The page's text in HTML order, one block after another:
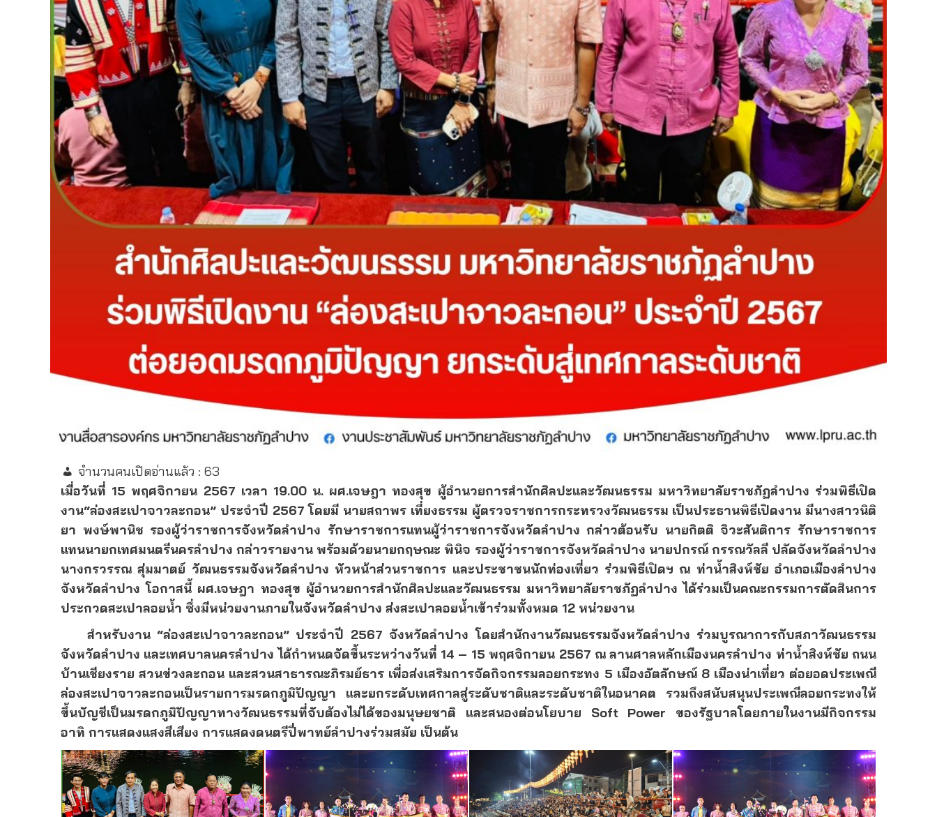
จำนวนคนเปิดอ่านแล้ว : 63
เมื่อวันที่ 15 พฤศจิกายน 2567 เวลา 19.00 น. ผศ.เจษฎา ทองสุข ผู้อำนวยการสำนักศิลปะและวัฒนธรรม มหาวิทยาลัยราชภัฏลำปาง ร่วมพิธีเปิด
งาน“ล่องสะเปาจาวละกอน” ประจำปี 2567 โดยมี นายสถาพร เที่ยงธรรม ผู้ตรวจราชการกระทรวงวัฒนธรรม เป็นประธานพิธีเปิดงาน มีนางสาวนิติ
ยา พงษ์พานิช รองผู้ว่าราชการจังหวัดลำปาง รักษาราชการแทนผู้ว่าราชการจังหวัดลำปาง กล่าวต้อนรับ นายกิตติ จิวะสันติการ รักษาราชการ
แทนนายกเทศมนตรีนครลำปาง กล่าวรายงาน พร้อมด้วยนายกฤษณะ พินิจ รองผู้ว่าราชการจังหวัดลำปาง นายปกรณ์ กรรณวัลลี ปลัดจังหวัดลำปาง
นางกรวรรณ สุ่มมาตย์ วัฒนธรรมจังหวัดลำปาง หัวหน้าส่วนราชการ และประชาชนนักท่องเที่ยว ร่วมพิธีเปิดฯ ณ ท่าน้ำสิงห์ชัย อำเภอเมืองลำปาง
จังหวัดลำปาง โอกาสนี้ ผศ.เจษฎา ทองสุข ผู้อำนวยการสำนักศิลปะและวัฒนธรรม มหาวิทยาลัยราชภัฏลำปาง ได้ร่วมเป็นคณะกรรมการตัดสินการ
ประกวดสะเปาลอยน้ำ ซึ่งมีหน่วยงานภายในจังหวัดลำปาง ส่งสะเปาลอยน้ำเข้าร่วมทั้งหมด 12 หน่วยงาน
สำหรับงาน “ล่องสะเปาจาวละกอน” ประจำปี 2567 จังหวัดลำปาง โดยสำนักงานวัฒนธรรมจังหวัดลำปาง ร่วมบูรณาการกับสภาวัฒนธรรม
จังหวัดลำปาง และเทศบาลนครลำปาง ได้กำหนดจัดขึ้นระหว่างวันที่ 14 – 15 พฤศจิกายน 2567 ณ ลานศาลหลักเมืองนครลำปาง ท่าน้ำสิงห์ชัย ถนน
บ้านเชียงราย สวนข่วงละกอน และสวนสาธารณะภิรมย์ธาร เพื่อส่งเสริมการจัดกิจกรรมลอยกระทง 5 เมืองอัตลักษณ์ 8 เมืองน่าเที่ยว ต่อยอดประเพณี
ล่องสะเปาจาวละกอนเป็นรายการมรดกภูมิปัญญา และยกระดับเทศกาลสู่ระดับชาติและระดับชาติในอนาคต รวมถึงสนับสนุนประเพณีลอยกระทงให้
ขึ้นบัญชีเป็นมรดกภูมิปัญญาทางวัฒนธรรมที่จับต้องไม่ได้ของมนุษยชาติ และสนองต่อนโยบาย Soft Power ของรัฐบาลโดยภายในงานมีกิจกรรม
อาทิ การแสดงแสงสีเสียง การแสดงดนตรีปี่พาทย์ลำปางร่วมสมัย เป็นต้น